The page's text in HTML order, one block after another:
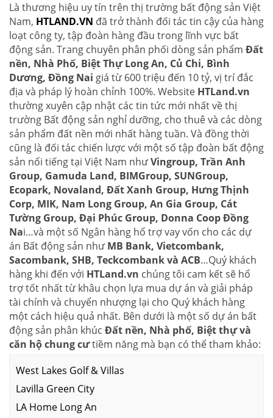
Là thương hiệu uy tín trên thị trường bất động sản Việt
Nam, HTLAND.VN đã trở thành đối tác tin cậy của hàng
loạt công ty, tập đoàn hàng đầu trong lĩnh vực bất
động sản. Trang chuyên phân phối dòng sản phẩm Đất
nền, Nhà Phố, Biệt Thự Long An, Củ Chi, Bình
Dương, Đồng Nai giá từ 600 triệu đến 10 tỷ, vị trí đắc
địa và pháp lý hoàn chỉnh 100%. Website HTLand.vn
thường xuyên cập nhật các tin tức mới nhất về thị
trường Bất động sản nghỉ dưỡng, cho thuê và các dòng
sản phẩm đất nền mới nhất hàng tuần. Và đồng thời
cũng là đối tác chiến lược với một số tập đoàn bất động
sản nổi tiếng tại Việt Nam nhưVingroup, Trần Anh
Group, Gamuda Land, BIMGroup, SUNGroup,
Ecopark, Novaland, Đất Xanh Group, Hưng Thịnh
Corp, MIK, Nam Long Group, An Gia Group, Cát
Tường Group, Đại Phúc Group, Donna Coop Đồng
Nai…và một số Ngân hàng hổ trợ vay vốn cho các dự
án Bất động sản như MB Bank, Vietcombank,
Sacombank, SHB, Teckcombank và ACB…Quý khách
hàng khi đến với HTLand.vn chúng tôi cam kết sẽ hổ
trợ tốt nhất từ khâu chọn lựa mua dự án và giải pháp
tài chính và chuyển nhượng lại cho Quý khách hàng
một cách hiệu quả nhất. Bên dưới là một số dự án bất
động sản phân khúc Đất nền, Nhà phố, Biệt thự và
căn hộ chung cưtiềm năng mà bạn có thể tham khảo:
West Lakes Golf & Villas
Lavilla Green City
LA Home Long An